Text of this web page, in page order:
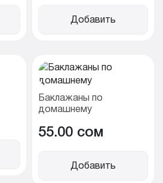
Добавить
Баклажаны по
домашнему
55.00 cом
Добавить